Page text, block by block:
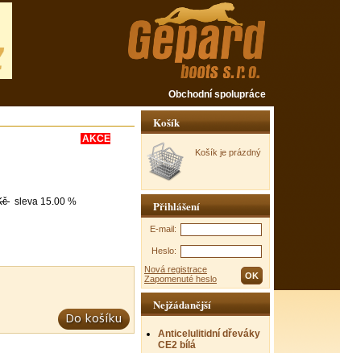
Obchodní spolupráce
Košík
Košík je prázdný
Přihlášení
E-mail:
Heslo:
Nová registrace
Zapomenuté heslo
Nejžádanější
Anticelulitidní dřeváky
CE2 bílá
AKCE
sleva 15.00 %